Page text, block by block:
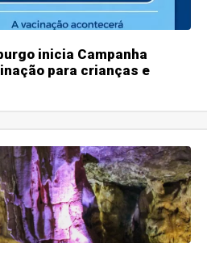
inicia Campanha
para crianças e